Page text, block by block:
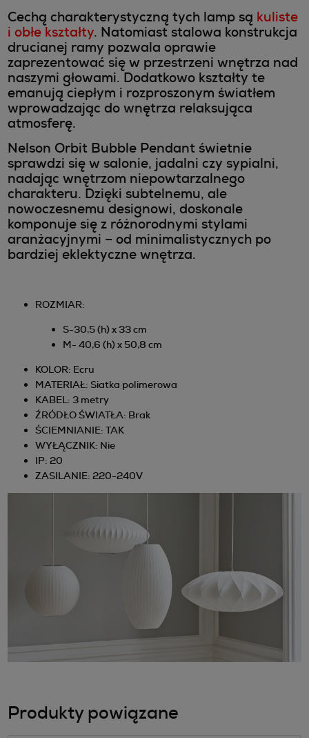
Cechą charakterystyczną tych lamp są kuliste
i obłe kształty. Natomiast stalowa konstrukcja
drucianej ramy pozwala oprawie
zaprezentować się w przestrzeni wnętrza nad
naszymi głowami. Dodatkowo kształty te
emanują ciepłym i rozproszonym światłem
wprowadzając do wnętrza relaksująca
atmosferę.
Nelson Orbit Bubble Pendant świetnie
sprawdzi się w salonie, jadalni czy sypialni,
nadając wnętrzom niepowtarzalnego
charakteru. Dzięki subtelnemu, ale
nowoczesnemu designowi, doskonale
komponuje się z różnorodnymi stylami
aranżacyjnymi – od minimalistycznych po
bardziej eklektyczne wnętrza.
ROZMIAR:
S-30,5 (h) x 33 cm
M- 40,6 (h) x 50,8 cm
KOLOR: Ecru
MATERIAŁ: Siatka polimerowa
KABEL: 3 metry
ŹRÓDŁO ŚWIATŁA: Brak
ŚCIEMNIANIE: TAK
WYŁĄCZNIK: Nie
IP: 20
ZASILANIE: 220-240V
Produkty powiązane